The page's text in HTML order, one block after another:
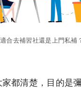
合去補習社還是上門私補
都清楚，目的是